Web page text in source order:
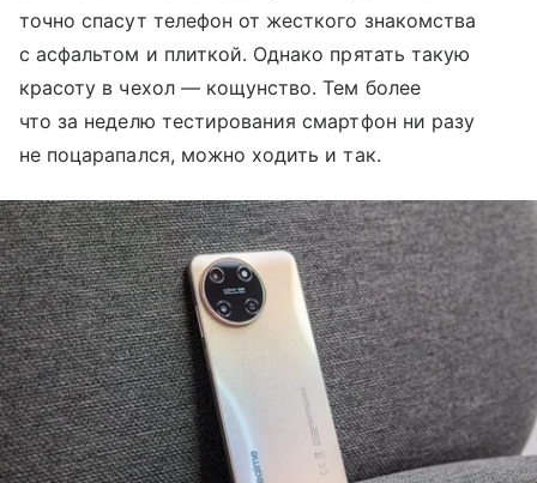
точно спасут телефон от жесткого знакомства
с асфальтом и плиткой. Однако прятать такую
красоту в чехол — кощунство. Тем более
что за неделю тестирования смартфон ни разу
не поцарапался, можно ходить и так.